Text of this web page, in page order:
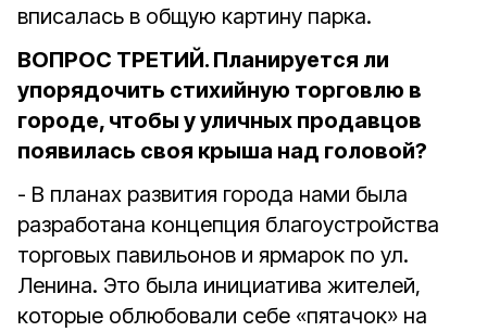
вписалась в общую картину парка.
ВОПРОС ТРЕТИЙ. Планируется ли
упорядочить стихийную торговлю в
городе, чтобы у уличных продавцов
появилась своя крыша над головой?
- В планах развития города нами была
разработана концепция благоустройства
торговых павильонов и ярмарок по ул.
Ленина. Это была инициатива жителей,
которые облюбовали себе «пятачок» на